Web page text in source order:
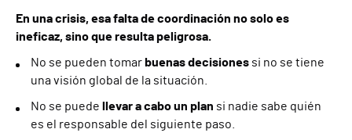
En una crisis, esa falta de coordinación no solo es
ineficaz, sino que resulta peligrosa.
No se pueden tomar buenas decisiones si no se tiene
una visión global de la situación.
No se puede llevar a cabo un plan si nadie sabe quién
es el responsable del siguiente paso.